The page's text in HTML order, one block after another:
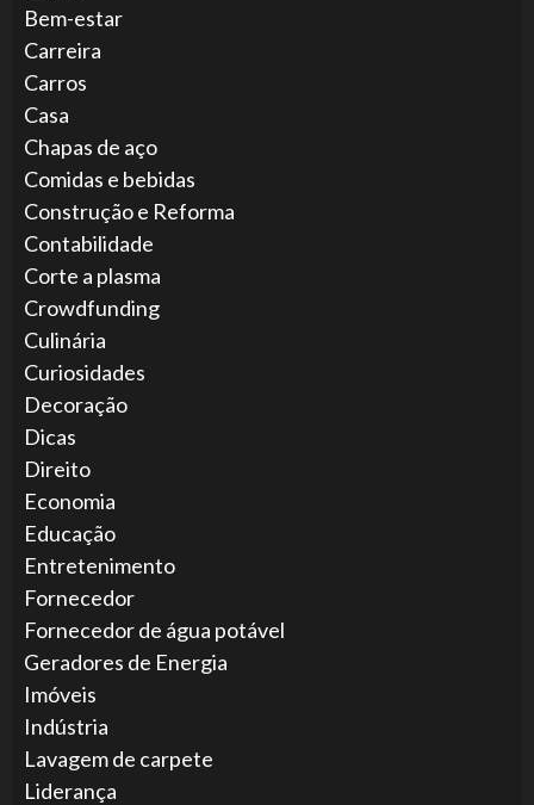
Bem-estar
Carreira
Carros
Casa
Chapas de aço
Comidas e bebidas
Construção e Reforma
Contabilidade
Corte a plasma
Crowdfunding
Culinária
Curiosidades
Decoração
Dicas
Direito
Economia
Educação
Entretenimento
Fornecedor
Fornecedor de água potável
Geradores de Energia
Imóveis
Indústria
Lavagem de carpete
Liderança